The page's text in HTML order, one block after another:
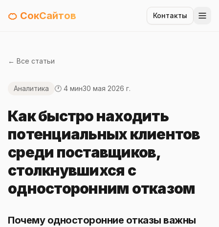
🍊 СокСайтов Контакты
← Все статьи
Аналитика 🕐 4 мин30 мая 2026 г.
Как быстро находить
потенциальных клиентов
среди поставщиков,
столкнувшихся с
односторонним отказом
Почему односторонние отказы важны